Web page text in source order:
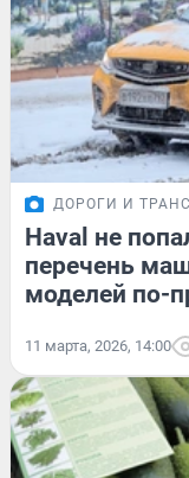
ДОРОГИ И
Haval не
перечень
моделей по-
11 марта, 2026, 14:00